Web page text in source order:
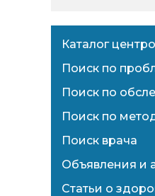
Каталог
Поиск по
Поиск по
Поиск по
Поиск врача
Объявления и
Статьи о